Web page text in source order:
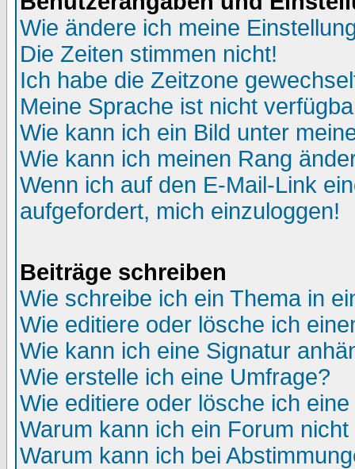
Wie ändere ich meine
Die Zeiten stimmen nicht!
Ich habe die Zeitzone
Meine Sprache ist nicht
Wie kann ich ein Bild unter
Wie kann ich meinen Rang
Wenn ich auf den E-Mail-Link
aufgefordert, mich einzuloggen!
Beiträge schreiben
Wie schreibe ich ein Thema in
Wie editiere oder lösche ich
Wie kann ich eine Signatur
Wie erstelle ich eine Umfrage?
Wie editiere oder lösche ich
Warum kann ich ein Forum
Warum kann ich bei